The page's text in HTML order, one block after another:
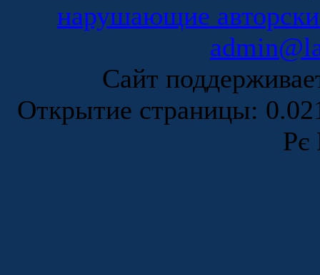
нарушающие
Сайт
Открытие страницы:
Рє